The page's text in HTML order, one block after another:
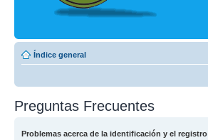
Índice general
Preguntas Frecuentes
Problemas acerca de la identificación y el registro